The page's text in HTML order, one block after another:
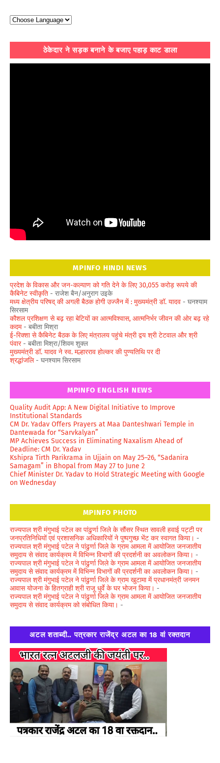
ठेकेदार ने सड़क बनाने के बजाए पहाड़ काट डाला
MPINFO HINDI NEWS
प्रदेश के विकास और जन-कल्याण को गति देने के लिए 30,055 करोड़ रूपये की
कैबिनेट स्वीकृति - राजेश बैन/अनुराग उइके
मध्य क्षेत्रीय परिषद् की अगली बैठक होगी उज्जैन में : मुख्यमंत्री डॉ. यादव - घनश्याम
सिरसाम
कौशल प्रशिक्षण से बढ़ रहा बेटियों का आत्मविश्वास, आत्मनिर्भर जीवन की ओर बढ़ रहे
कदम- बबीता मिश्रा
ई-रिक्शा से कैबिनेट बैठक के लिए मंत्रालय पहुंचे मंत्री द्वय श्री टेटवाल और श्री
पंवार- बबीता मिश्रा/शिवम शुक्ल
मुख्यमंत्री डॉ. यादव ने स्व. मल्हारराव होल्कर की पुण्यतिथि पर दी
श्रद्धांजलि- घनश्याम सिरसाम
MPINFO ENGLISH NEWS
Quality Audit App: A New Digital Initiative to Improve
Institutional Standards
CM Dr. Yadav Offers Prayers at Maa Danteshwari Temple in
Dantewada for “Sarvkalyan”
MP Achieves Success in Eliminating Naxalism Ahead of
Deadline: CM Dr. Yadav
Kshipra Tirth Parikrama in Ujjain on May 25–26, “Sadanira
Samagam” in Bhopal from May 27 to June 2
Chief Minister Dr. Yadav to Hold Strategic Meeting with Google
on Wednesday
MPINFO PHOTO
राज्यपाल श्री मंगुभाई पटेल का पांढुर्णा जिले के सौंसर स्थित सावली हवाई पट्टी पर
जनप्रतिनिधियों एवं प्रशासनिक अधिकारियों ने पुष्पगुच्छ भेंट कर स्वागत किया। -
राज्यपाल श्री मंगुभाई पटेल ने पांढुर्णा जिले के ग्राम आमला में आयोजित जनजातीय
समुदाय से संवाद कार्यक्रम में विभिन्न विभागों की प्रदर्शनी का अवलोकन किया। -
राज्यपाल श्री मंगुभाई पटेल ने पांढुर्णा जिले के ग्राम आमला में आयोजित जनजातीय
समुदाय से संवाद कार्यक्रम में विभिन्न विभागों की प्रदर्शनी का अवलोकन किया। -
राज्यपाल श्री मंगुभाई पटेल ने पांढुर्णा जिले के ग्राम खुटामा में प्रधानमंत्री जनमन
आवास योजना के हितग्राही श्री राजू धुर्वे के घर भोजन किया। -
राज्यपाल श्री मंगुभाई पटेल ने पांढुर्णा जिले के ग्राम आमला में आयोजित जनजातीय
समुदाय से संवाद कार्यक्रम को संबोधित किया। -
अटल शताब्दी.. पत्रकार राजेंद्र अटल का 18 वां रक्तदान